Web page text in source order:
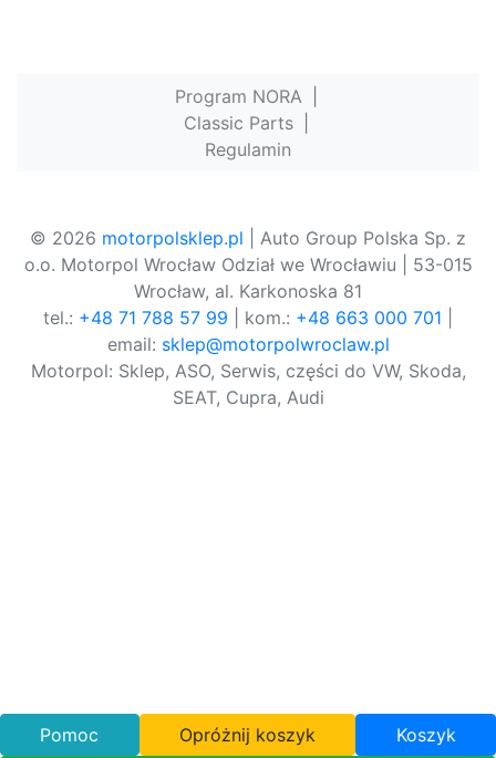
Program NORA
Classic Parts
Regulamin
© 2026 motorpolsklep.pl | Auto Group Polska Sp. z
o.o. Motorpol Wrocław Odział we Wrocławiu | 53-015
Wrocław, al. Karkonoska 81
tel.: +48 71 788 57 99 | kom.: +48 663 000 701
email: sklep@motorpolwroclaw.pl
Motorpol: Sklep, ASO, Serwis, części do VW, Skoda,
SEAT, Cupra, Audi
Pomoc Opróżnij koszyk Koszyk